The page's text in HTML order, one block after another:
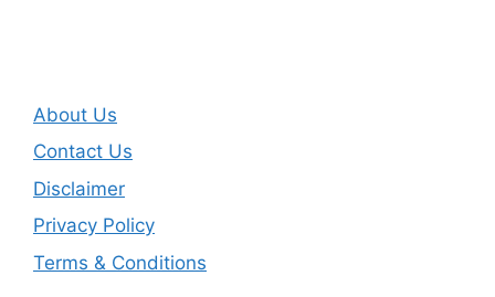
About Us
Contact Us
Disclaimer
Privacy Policy
Terms & Conditions